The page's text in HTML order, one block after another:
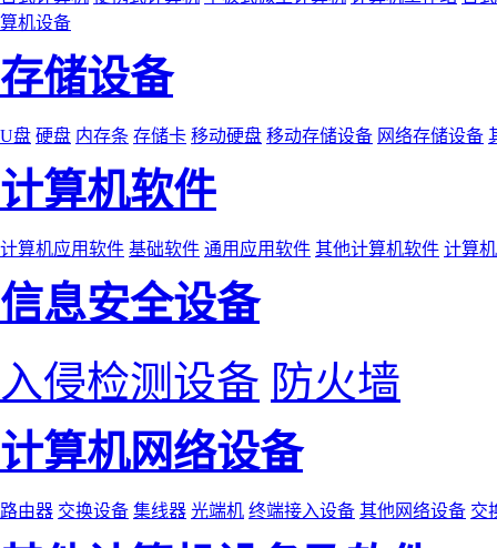
算机设备
存储设备
U盘 硬盘 内存条 存储卡 移动硬盘 移动存储设备 网络存储设备
计算机软件
计算机应用软件 基础软件 通用应用软件 其他计算机软件 计算
信息安全设备
入侵检测设备 防火墙
计算机网络设备
路由器 交换设备 集线器 光端机 终端接入设备 其他网络设备 交